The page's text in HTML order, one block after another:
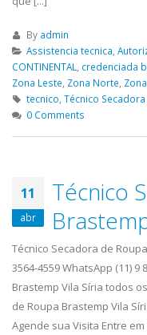
By admin
Assistencia tecnica,
CONTINENTAL, credenciada
Zona Leste, Zona Norte,
tecnico, Técnico
0 Comments
11
abr
Técnico
Técnico Secadora de
3564-4559 WhatsApp (11) 9
Brastemp Vila Síria todos
de Roupa Brastemp Vila
Agende sua Visita Entre